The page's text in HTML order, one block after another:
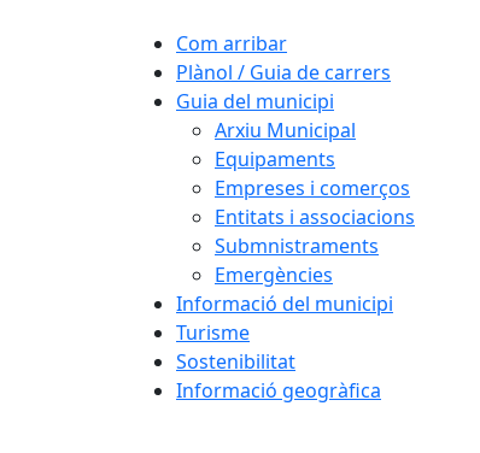
Com arribar
Plànol / Guia de carrers
Guia del municipi
Arxiu Municipal
Equipaments
Empreses i comerços
Entitats i associacions
Submnistraments
Emergències
Informació del municipi
Turisme
Sostenibilitat
Informació geogràfica